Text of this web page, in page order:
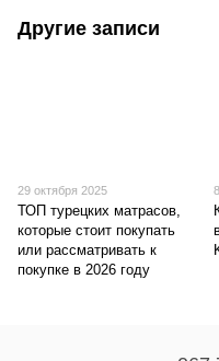
Другие записи
29 октября 2025
ТОП турецких матрасов,
которые стоит покупать
или рассматривать к
покупке в 2026 году